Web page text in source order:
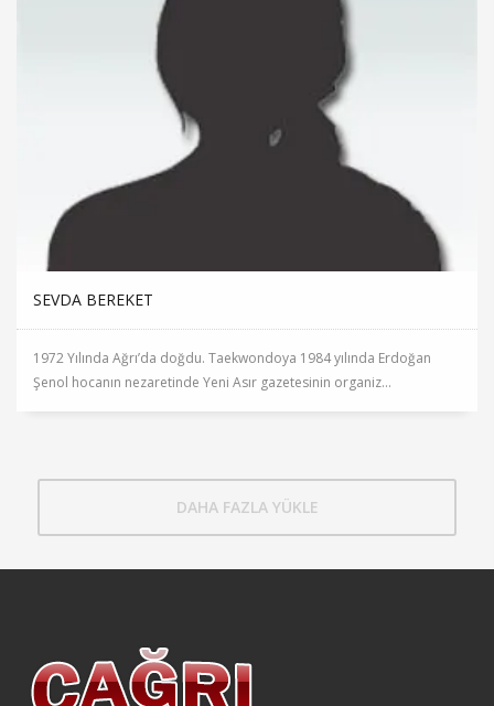
SEVDA BEREKET
1972 Yılında Ağrı’da doğdu. Taekwondoya 1984 yılında Erdoğan
Şenol hocanın nezaretinde Yeni Asır gazetesinin organiz...
DAHA FAZLA YÜKLE